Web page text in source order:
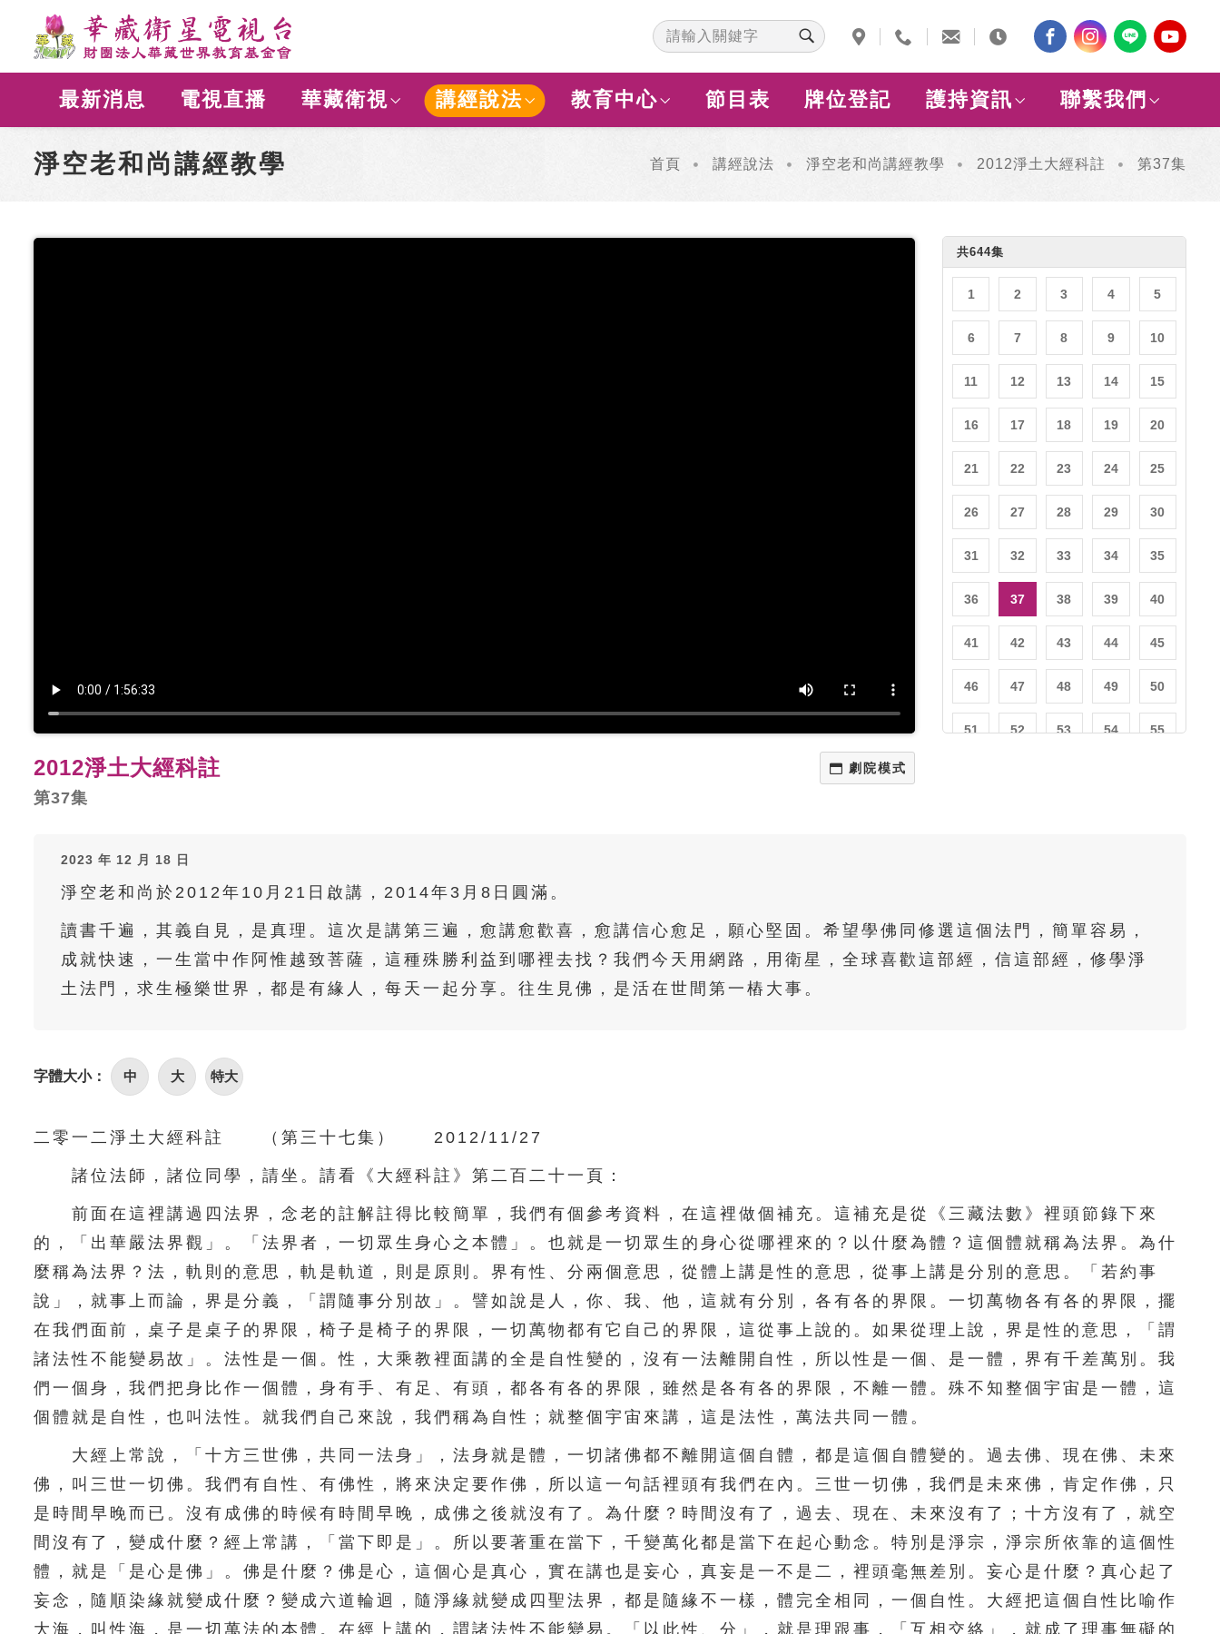
最新消息 電視直播 華藏衛視 講經說法 教育中心 節目表 牌位登記 護持資訊 聯繫我們
淨空老和尚講經教學 首頁 講經說法 淨空老和尚講經教學 2012淨土大經科註 第37集
2012淨土大經科註
第37集
共644集
1 2 3 4 5
6 7 8 9 10
11 12 13 14 15
16 17 18 19 20
21 22 23 24 25
26 27 28 29 30
31 32 33 34 35
36 37 38 39 40
41 42 43 44 45
46 47 48 49 50
51 52 53 54 55
106 107 108 109 110
111 112 113 114 115
116 117 118 119 120
121 122 123 124 125
126 127 128 129 130
141 142 143 144 145
151 152 153 154 155
2023 年 12 月 18 日
淨空老和尚於2012年10月21日啟講，2014年3月8日圓滿。
讀書千遍，其義自見，是真理。這次是講第三遍，愈講愈歡喜，愈講信心愈足，願心堅固。希望學佛同修選這個法門，簡單容易，
成就快速，一生當中作阿惟越致菩薩，這種殊勝利益到哪裡去找？我們今天用網路，用衛星，全球喜歡這部經，信這部經，修學淨
土法門，求生極樂世界，都是有緣人，每天一起分享。往生見佛，是活在世間第一樁大事。
字體大小： 中 大 特大
二零一二淨土大經科註 （第三十七集） 2012/11/27
諸位法師，諸位同學，請坐。請看《大經科註》第二百二十一頁：
前面在這裡講過四法界，念老的註解註得比較簡單，我們有個參考資料，在這裡做個補充。這補充是從《三藏法數》裡頭節錄下來
的，「出華嚴法界觀」。「法界者，一切眾生身心之本體」。也就是一切眾生的身心從哪裡來的？以什麼為體？這個體就稱為法界。為什
麼稱為法界？法，軌則的意思，軌是軌道，則是原則。界有性、分兩個意思，從體上講是性的意思，從事上講是分別的意思。「若約事
說」，就事上而論，界是分義，「謂隨事分別故」。譬如說是人，你、我、他，這就有分別，各有各的界限。一切萬物各有各的界限，擺
在我們面前，桌子是桌子的界限，椅子是椅子的界限，一切萬物都有它自己的界限，這從事上說的。如果從理上說，界是性的意思，「謂
諸法性不能變易故」。法性是一個。性，大乘教裡面講的全是自性變的，沒有一法離開自性，所以性是一個、是一體，界有千差萬別。我
們一個身，我們把身比作一個體，身有手、有足、有頭，都各有各的界限，雖然是各有各的界限，不離一體。殊不知整個宇宙是一體，這
個體就是自性，也叫法性。就我們自己來說，我們稱為自性；就整個宇宙來講，這是法性，萬法共同一體。
大經上常說，「十方三世佛，共同一法身」，法身就是體，一切諸佛都不離開這個自體，都是這個自體變的。過去佛、現在佛、未來
佛，叫三世一切佛。我們有自性、有佛性，將來決定要作佛，所以這一句話裡頭有我們在內。三世一切佛，我們是未來佛，肯定作佛，只
是時間早晚而已。沒有成佛的時候有時間早晚，成佛之後就沒有了。為什麼？時間沒有了，過去、現在、未來沒有了；十方沒有了，就空
間沒有了，變成什麼？經上常講，「當下即是」。所以要著重在當下，千變萬化都是當下在起心動念。特別是淨宗，淨宗所依靠的這個性
體，就是「是心是佛」。佛是什麼？佛是心，這個心是真心，實在講也是妄心，真妄是一不是二，裡頭毫無差別。妄心是什麼？真心起了
妄念，隨順染緣就變成什麼？變成六道輪迴，隨淨緣就變成四聖法界，都是隨緣不一樣，體完全相同，一個自性。大經把這個自性比喻作
大海，叫性海，是一切萬法的本體。在經上講的，謂諸法性不能變易。「以此性、分」，就是理跟事，「互相交絡」，就成了理事無礙的